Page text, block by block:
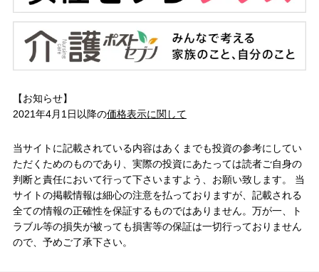
【お知らせ】
2021年4月1日以降の価格表示に関して
当サイトに記載されている内容はあくまでも投資の参考にしてい
ただくためのものであり、実際の投資にあたっては読者ご自身の
判断と責任において行って下さいますよう、お願い致します。 当
サイトの掲載情報は細心の注意を払っておりますが、記載される
全ての情報の正確性を保証するものではありません。万が一、ト
ラブル等の損失が被っても損害等の保証は一切行っておりません
ので、予めご了承下さい。